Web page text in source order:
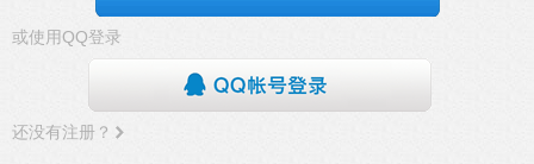
或使用QQ登录
还没有注册？